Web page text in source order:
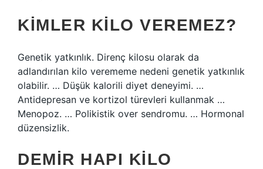
KIMLER KILO VEREMEZ?
Genetik yatkınlık. Direnç kilosu olarak da
adlandırılan kilo verememe nedeni genetik yatkınlık
olabilir. … Düşük kalorili diyet deneyimi. …
Antidepresan ve kortizol türevleri kullanmak …
Menopoz. … Polikistik over sendromu. … Hormonal
düzensizlik.
DEMIR HAPI KILO